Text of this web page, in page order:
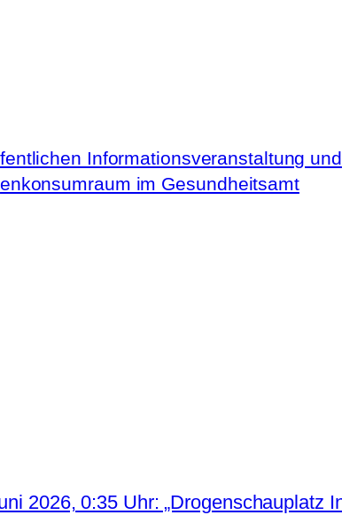
Informationsveranstaltung und
im Gesundheitsamt
2026, 0:35 Uhr: „Drogenschauplatz